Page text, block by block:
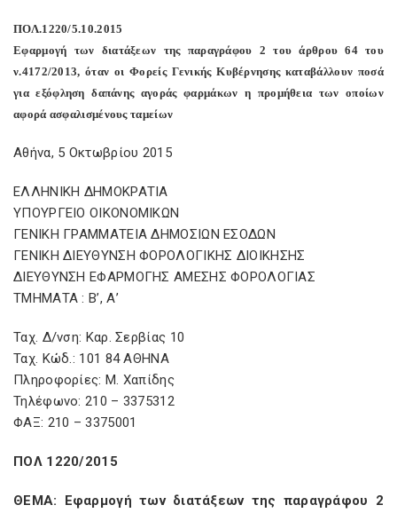
ΠΟΛ.1220/5.10.2015
Εφαρμογή των διατάξεων της παραγράφου 2 του άρθρου 64 του
ν.4172/2013, όταν οι Φορείς Γενικής Κυβέρνησης καταβάλλουν ποσά
για εξόφληση δαπάνης αγοράς φαρμάκων η προμήθεια των οποίων
αφορά ασφαλισμένους ταμείων
Αθήνα, 5 Οκτωβρίου 2015
ΕΛΛΗΝΙΚΗ ΔΗΜΟΚΡΑΤΙΑ
ΥΠΟΥΡΓΕΙΟ ΟΙΚΟΝΟΜΙΚΩΝ
ΓΕΝΙΚΗ ΓΡΑΜΜΑΤΕΙΑ ΔΗΜΟΣΙΩΝ ΕΣΟΔΩΝ
ΓΕΝΙΚΗ ΔΙΕΥΘΥΝΣΗ ΦΟΡΟΛΟΓΙΚΗΣ ΔΙΟΙΚΗΣΗΣ
ΔΙΕΥΘΥΝΣΗ ΕΦΑΡΜΟΓΗΣ ΑΜΕΣΗΣ ΦΟΡΟΛΟΓΙΑΣ
ΤΜΗΜΑΤΑ : Β’, Α’
Ταχ. Δ/νση: Καρ. Σερβίας 10
Ταχ. Κώδ.: 101 84 ΑΘΗΝΑ
Πληροφορίες: Μ. Χαπίδης
Τηλέφωνο: 210 – 3375312
ΦΑΞ: 210 – 3375001
ΠΟΛ 1220/2015
ΘΕΜΑ: Εφαρμογή των διατάξεων της παραγράφου 2